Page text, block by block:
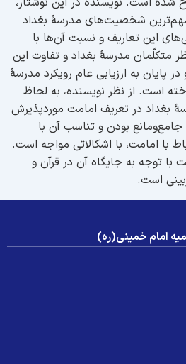
شخصیت‌های مدرسۀ بغداد
این تعاریف و نسبت آن‌ها با
مدرسۀ بغداد و تفاوت این
به ارزیابی عام رویکرد مدرسۀ
است. از نظر نویسنده، به لحاظ
بغداد در تعریف امامت موردپذیرش
بودن و تناسب آن با
با امامت، با اشکالاتی مواجه است.
به جایگاه آن در قرآن و
است.
امام خمینی(ره)